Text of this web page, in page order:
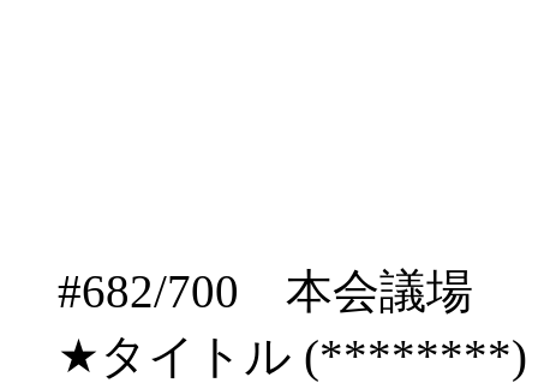
#682/700 本会議場
★タイトル (********)